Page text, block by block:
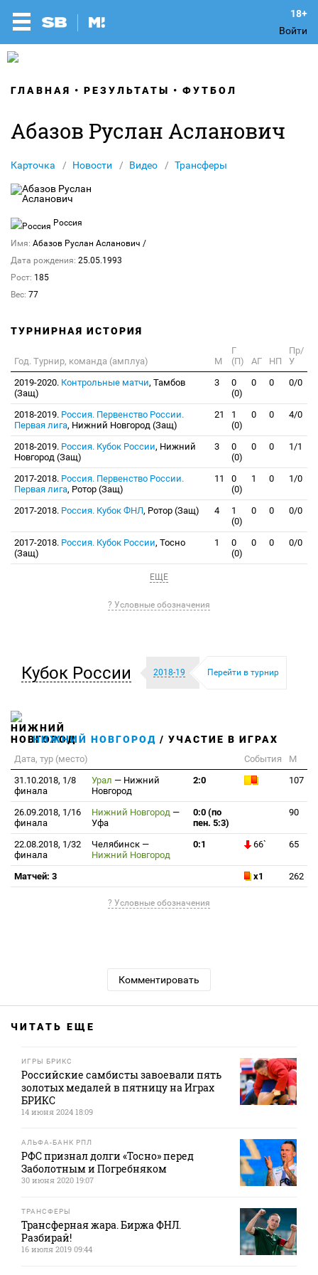
Войти
ГЛАВНАЯ РЕЗУЛЬТАТЫ ФУТБОЛ
Абазов Руслан Асланович
Карточка Новости Видео Трансферы
Россия
Имя: Абазов Руслан Асланович /
Дата рождения: 25.05.1993
Рост: 185
Вес: 77
ТУРНИРНАЯ ИСТОРИЯ
Год. Турнир, команда (амплуа) М
Г
(П)
АГ НП
Пр/
У
2019-2020. Контрольные матчи, Тамбов
(Защ)
3
0
(0)
0 0 0/0
2018-2019. Россия. Первенство России.
Первая лига, Нижний Новгород (Защ)
21
1
(0)
0 0 4/0
2018-2019. Россия. Кубок России, Нижний
Новгород (Защ)
3
0
(0)
0 0 1/1
2017-2018. Россия. Первенство России.
Первая лига, Ротор (Защ)
11
0
(0)
1 0 1/0
2017-2018. Россия. Кубок ФНЛ, Ротор (Защ) 4
1
(0)
0 0 0/0
2017-2018. Россия. Кубок России, Тосно
(Защ)
1
0
(0)
0 0 0/0
ЕЩЕ
? Условные обозначения
Кубок России 2018-19 Перейти в турнир
НИЖНИЙ НОВГОРОД / УЧАСТИЕ В ИГРАХ
Дата, тур (место) События
М
31.10.2018, 1/8
финала
Урал — Нижний
Новгород
2:0 107
26.09.2018, 1/16
финала
Нижний Новгород —
Уфа
0:0 (по
пен. 5:3)
90
22.08.2018, 1/32
финала
Челябинск —
Нижний Новгород
0:1 66` 65
Матчей: 3 x1 262
? Условные обозначения
Комментировать
ЧИТАТЬ ЕЩЕ
ИГРЫ БРИКС
Российские самбисты завоевали пять
золотых медалей в пятницу на Играх
БРИКС
14 июня 2024 18:09
АЛЬФА-БАНК РПЛ
РФС признал долги «Тосно» перед
Заболотным и Погребняком
30 июня 2020 19:07
ТРАНСФЕРЫ
Трансферная жара. Биржа ФНЛ.
Разбирай!
16 июля 2019 09:44